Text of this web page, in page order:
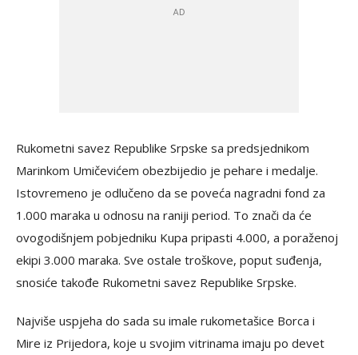
Rukometni savez Republike Srpske sa predsjednikom
Marinkom Umičevićem obezbijedio je pehare i medalje.
Istovremeno je odlučeno da se poveća nagradni fond za
1.000 maraka u odnosu na raniji period. To znači da će
ovogodišnjem pobjedniku Kupa pripasti 4.000, a poraženoj
ekipi 3.000 maraka. Sve ostale troškove, poput suđenja,
snosiće takođe Rukometni savez Republike Srpske.
Najviše uspjeha do sada su imale rukometašice Borca i
Mire iz Prijedora, koje u svojim vitrinama imaju po devet